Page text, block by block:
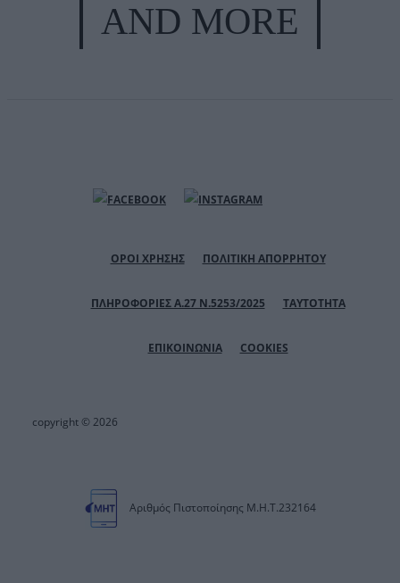
AND MORE
ΟΡΟΙ ΧΡΗΣΗΣ ΠΟΛΙΤΙΚΗ ΑΠΟΡΡΗΤΟΥ
ΠΛΗΡΟΦΟΡΙΕΣ Α.27 Ν.5253/2025 ΤΑΥΤΟΤΗΤΑ
ΕΠΙΚΟΙΝΩΝΙΑ COOKIES
copyright © 2026
Αριθμός Πιστοποίησης Μ.Η.Τ.232164